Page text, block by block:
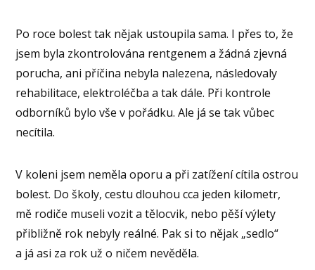
Po roce bolest tak nějak ustoupila sama. I přes to, že
jsem byla zkontrolována rentgenem a žádná zjevná
porucha, ani příčina nebyla nalezena, následovaly
rehabilitace, elektroléčba a tak dále. Při kontrole
odborníků bylo vše v pořádku. Ale já se tak vůbec
necítila.
V koleni jsem neměla oporu a při zatížení cítila ostrou
bolest. Do školy, cestu dlouhou cca jeden kilometr,
mě rodiče museli vozit a tělocvik, nebo pěší výlety
přibližně rok nebyly reálné. Pak si to nějak „sedlo“
a já asi za rok už o ničem nevěděla.